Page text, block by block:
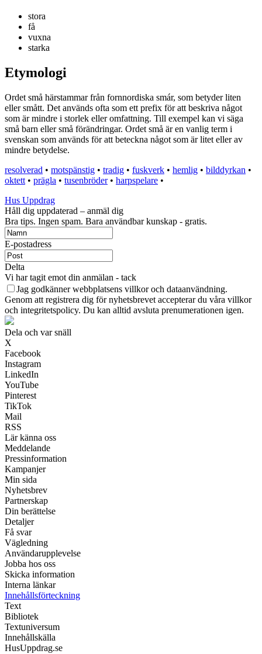
stora
få
vuxna
starka
Etymologi
Ordet små härstammar från fornnordiska smár, som betyder liten
eller smått. Det används ofta som ett prefix för att beskriva något
som är mindre i storlek eller omfattning. Till exempel kan vi säga
små barn eller små förändringar. Ordet små är en vanlig term i
svenskan som används för att beteckna något som är litet eller av
mindre betydelse.
resolverad • motspänstig • tradig • fuskverk • hemlig • bilddyrkan •
oktett • prägla • tusenbröder• harpspelare •
Hus Uppdrag
Håll dig uppdaterad – anmäl dig
Bra tips. Ingen spam. Bara användbar kunskap - gratis.
E-postadress
Delta
Vi har tagit emot din anmälan - tack
Jag godkänner webbplatsens villkor och dataanvändning.
Genom att registrera dig för nyhetsbrevet accepterar du våra villkor
och integritetspolicy. Du kan alltid avsluta prenumerationen igen.
Dela och var snäll
X
Facebook
Instagram
LinkedIn
YouTube
Pinterest
TikTok
Mail
RSS
Lär känna oss
Meddelande
Pressinformation
Kampanjer
Min sida
Nyhetsbrev
Partnerskap
Din berättelse
Detaljer
Få svar
Vägledning
Användarupplevelse
Jobba hos oss
Skicka information
Interna länkar
Innehållsförteckning
Text
Bibliotek
Textuniversum
Innehållskälla
HusUppdrag.se